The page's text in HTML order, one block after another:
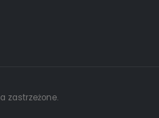
zastrzeżone.